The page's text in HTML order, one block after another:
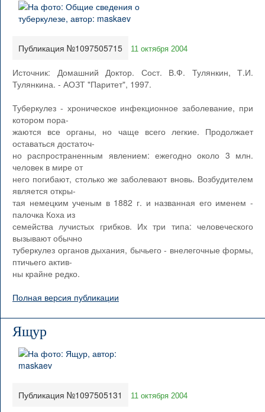
Публикация №1097505715 11 октября 2004
Источник: Домашний Доктор. Сост. В.Ф. Тулянкин, Т.И.
Тулянкина. - АОЗТ "Паритет", 1997.
Туберкулез - хроническое инфекционное заболевание, при
котором пора-
жаются все органы, но чаще всего легкие. Продолжает
оставаться достаточ-
но распространенным явлением: ежегодно около 3 млн.
человек в мире от
него погибают, столько же заболевают вновь. Возбудителем
является откры-
тая немецким ученым в 1882 г. и названная его именем -
палочка Коха из
семейства лучистых грибков. Их три типа: человеческого
вызывают обычно
туберкулез органов дыхания, бычьего - внелегочные формы,
птичьего актив-
ны крайне редко.
Полная версия публикации
Ящур
Публикация №1097505131 11 октября 2004